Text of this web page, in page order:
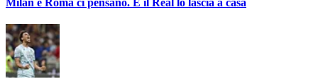
Milan e Roma ci pensano. E il Real lo lascia a casa